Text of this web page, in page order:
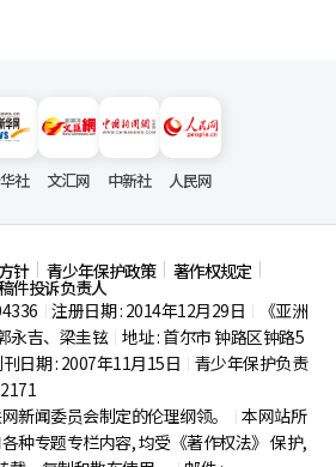
社 文汇网 中新社 人民网
针 青少年保护政策 著作权规定
件投诉负责人
注册日期 : 2014年12月29日
《亚洲
永吉、梁圭铉 地址 : 首尔市钟路区钟路5
日期 : 2007年11月15日
青少年保护负责
新闻委员会制定的伦理纲领。
本网站所
种专题专栏内容, 均受《著作权法》 保护,